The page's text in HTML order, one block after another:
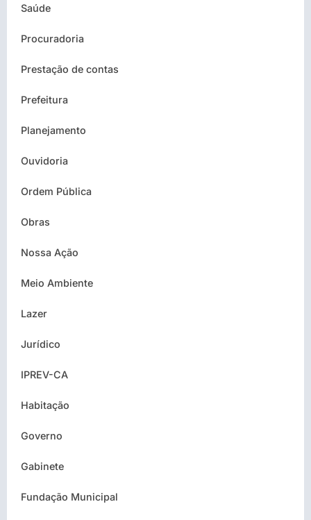
Saúde
Procuradoria
Prestação de contas
Prefeitura
Planejamento
Ouvidoria
Ordem Pública
Obras
Nossa Ação
Meio Ambiente
Lazer
Jurídico
IPREV-CA
Habitação
Governo
Gabinete
Fundação Municipal